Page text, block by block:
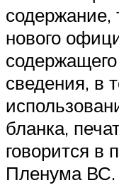
содержание,
нового
сведения, в
бланка,
говорится в
Пленума ВС.